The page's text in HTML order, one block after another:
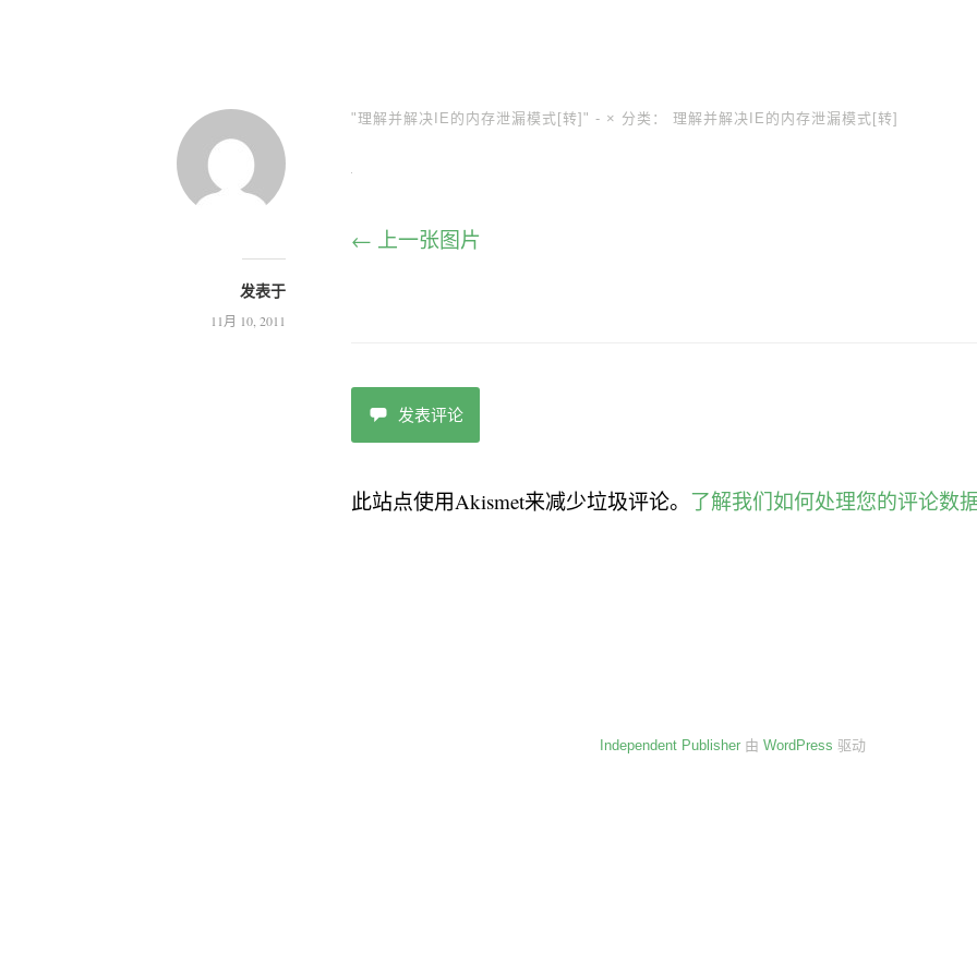
发表于
11月 10, 2011
"理解并解决IE的内存泄漏模式[转]" - × 分类： 理解并解决IE的内存泄漏模式[转]
← 上一张图片
发表评论
此站点使用Akismet来减少垃圾评论。 了解我们如何处理您的评论数
Independent Publisher 由 WordPress 驱动